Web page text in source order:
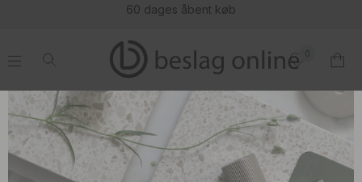
60 dages åbent køb
.
0
.